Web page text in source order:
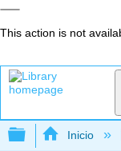
This action is not
Expandir/
Inicio